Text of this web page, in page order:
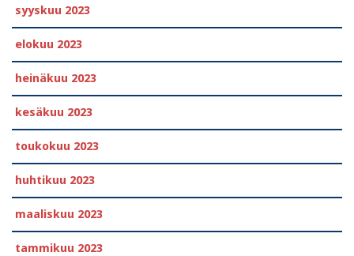
syyskuu 2023
elokuu 2023
heinäkuu 2023
kesäkuu 2023
toukokuu 2023
huhtikuu 2023
maaliskuu 2023
tammikuu 2023